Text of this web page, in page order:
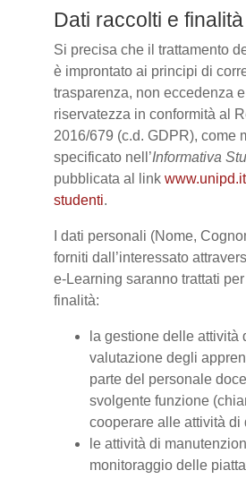
Dati raccolti e finalità
Si precisa che il trattamento
è improntato ai principi di
trasparenza, non eccedenza
riservatezza in conformità al
2016/679 (c.d. GDPR), come
specificato nell’Informativa
pubblicata al link
studenti.
I dati personali (Nome,
forniti dall’interessato
e-Learning saranno trattati
finalità:
la gestione delle attività
valutazione degli
parte del personale
svolgente funzione
cooperare alle attività di
le attività di
monitoraggio delle